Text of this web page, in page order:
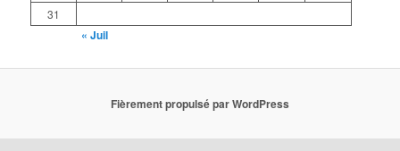
31
« Juil
Fièrement propulsé par WordPress